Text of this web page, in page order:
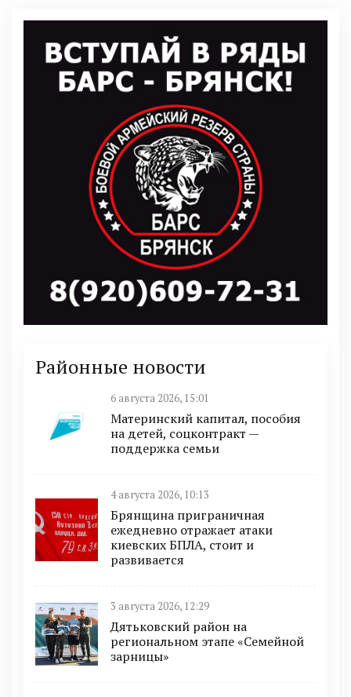
Районные новости
6 августа 2026, 15:01
Материнский капитал, пособия
на детей, соцконтракт —
поддержка семьи
4 августа 2026, 10:13
Брянщина приграничная
ежедневно отражает атаки
киевских БПЛА, стоит и
развивается
3 августа 2026, 12:29
Дятьковский район на
региональном этапе «Семейной
зарницы»